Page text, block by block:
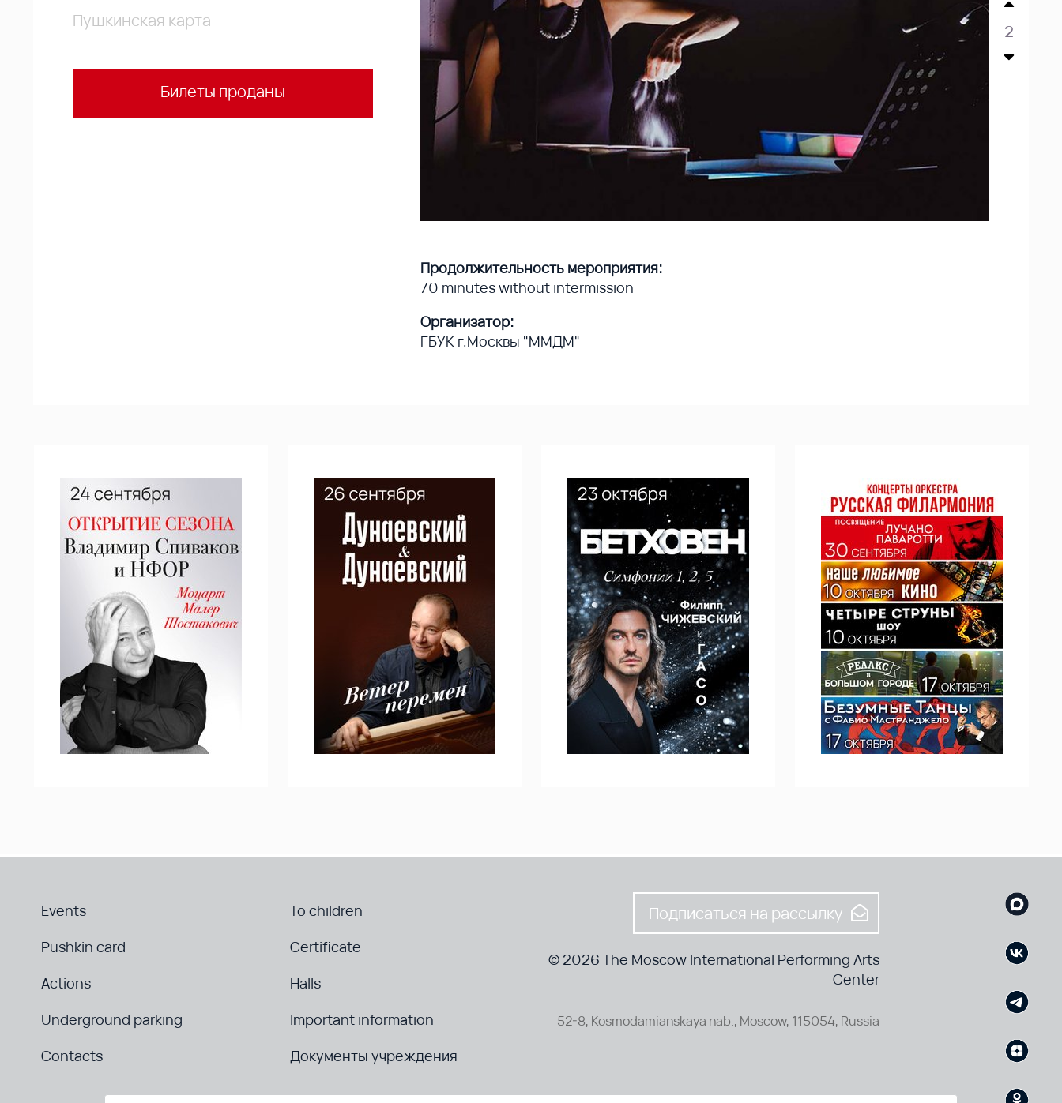
Пушкинская карта
Билеты проданы
2
Продолжительность мероприятия:
70 minutes without intermission
Организатор:
ГБУК г.Москвы "ММДМ"
Events
To children
Pushkin card
Certificate
Actions
Halls
Underground parking
Important information
Contacts
Документы учреждения
Подписаться на рассылку
© 2026 The Moscow International Performing Arts
Center
52-8, Kosmodamianskaya nab., Moscow, 115054, Russia